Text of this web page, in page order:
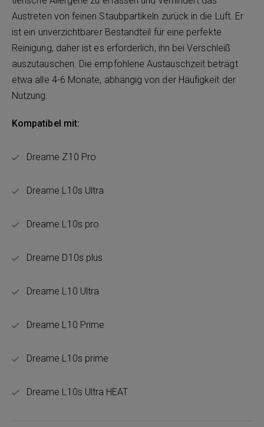
Austreten von feinen Staubpartikeln zurück in die Luft. Er
ist ein unverzichtbarer Bestandteil für eine perfekte
Reinigung, daher ist es erforderlich, ihn bei Verschleiß
auszutauschen. Die empfohlene Austauschzeit beträgt
etwa alle 4-6 Monate, abhängig von der Häufigkeit der
Nutzung.
Kompatibel mit:
Dreame Z10 Pro
Dreame L10s Ultra
Dreame L10s pro
Dreame D10s plus
Dreame L10 Ultra
Dreame L10 Prime
Dreame L10s prime
Dreame L10s Ultra HEAT